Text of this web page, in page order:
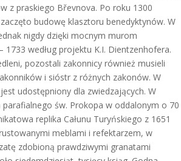
z praskiego Břevnova. Po roku 1300
budowę klasztoru benedyktynów. W
nigdy dzięki mocnym murom
według projektu K.I. Dientzenhofera.
pozostali zakonnicy również musieli
i sióstr z różnych zakonów. W
udostępniony dla zwiedzających. W
św. Prokopa w oddalonym o 70
replika Całunu Turyńskiego z 1651
meblami i refektarzem, w
zdobioną prawdziwymi granatami